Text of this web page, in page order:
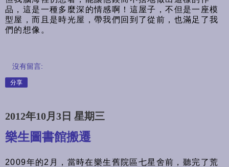
品，這是一種多麼深的情感啊！這屋子，不但是一座模
型屋，而且是時光屋，帶我們回到了從前，也滿足了我
們的想像。
沒有留言:
分享
2012年10月3日 星期三
樂生圖書館搬遷
2009年的2月，當時在樂生舊院區七星舍前，聽完了荒